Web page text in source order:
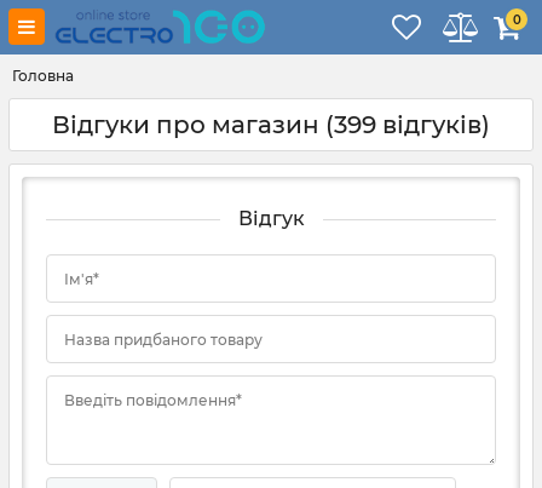
0
Головна
Відгуки про магазин (399 відгуків)
Відгук
Ім'я*
Назва придбаного товару
Введіть повідомлення*